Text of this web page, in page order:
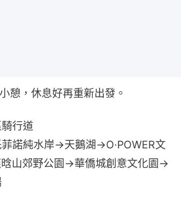
憩，休息好再重新出發。
行道
諾純水岸→天鵝湖→O·POWER文
山郊野公園→華僑城創意文化園→